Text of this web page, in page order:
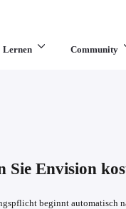
Lernen Community
Sie Envision
beginnt automatisch